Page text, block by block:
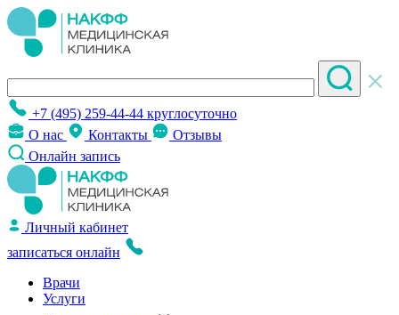
+7 (495) 259-44-44 круглосуточно
О нас
Контакты
Отзывы
Онлайн запись
Личный кабинет
записаться онлайн
Врачи
Услуги